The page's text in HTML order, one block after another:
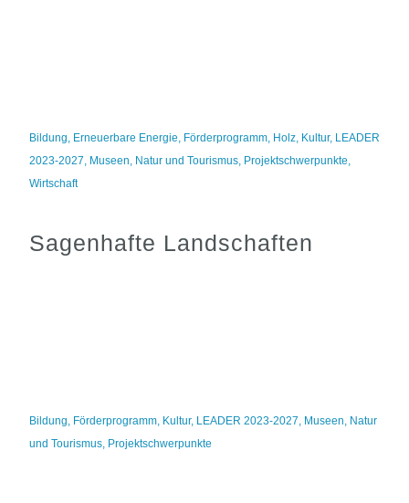
Bildung, Erneuerbare Energie, Förderprogramm, Holz, Kultur, LEADER
2023-2027, Museen, Natur und Tourismus, Projektschwerpunkte,
Wirtschaft
Sagenhafte Landschaften
Bildung, Förderprogramm, Kultur, LEADER 2023-2027, Museen, Natur
und Tourismus, Projektschwerpunkte